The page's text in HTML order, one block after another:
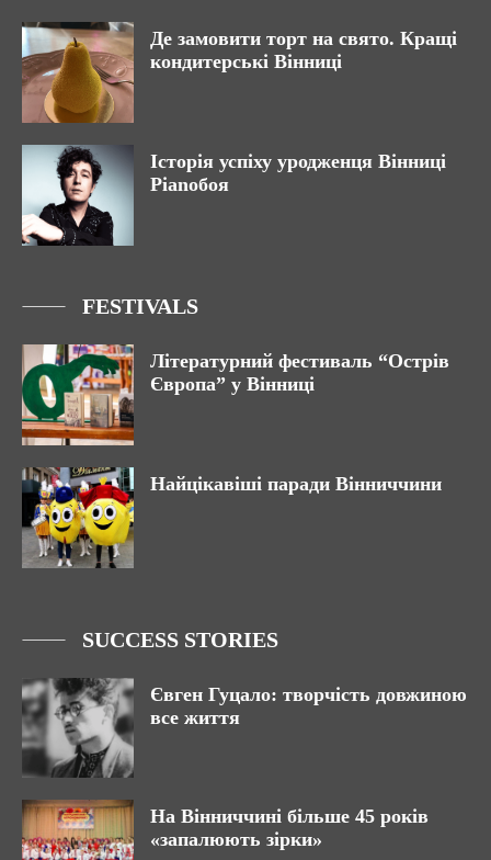
Де замовити торт на свято. Кращі
кондитерські Вінниці
Історія успіху уродженця Вінниці
Pianoбоя
FESTIVALS
Літературний фестиваль “Острів
Європа” у Вінниці
Найцікавіші паради Вінниччини
SUCCESS STORIES
Євген Гуцало: творчість довжиною
все життя
На Вінниччині більше 45 років
«запалюють зірки»